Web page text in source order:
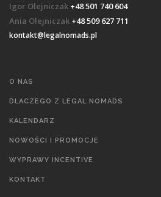
Igor Olejniczak +48 501 740 604
Ania Olejniczak +48 509 627 711
kontakt@legalnomads.pl
O NAS
DLACZEGO Z LEGAL NOMADS
KALENDARZ
NOWOŚCI I PROMOCJE
WYPRAWY INCENTIVE
KONTAKT